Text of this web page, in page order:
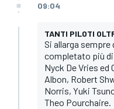
09:04
TANTI PILOTI
Si allarga
completato più
Nyck De Vries
Albon, Robert
Norris, Yuki
Theo Pourchaire.